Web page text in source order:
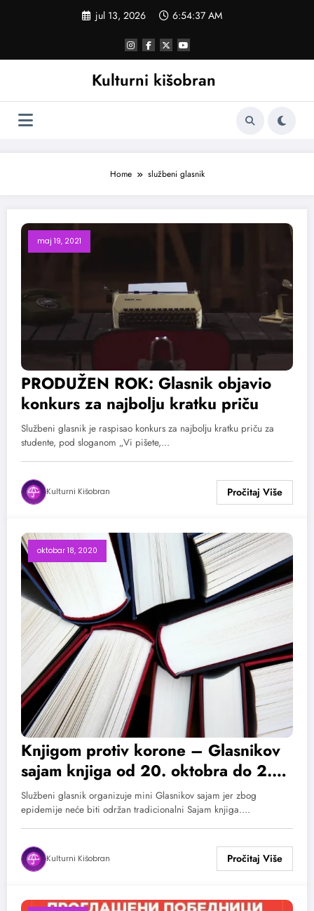
jul 13, 2026 6:54:38 AM
Kulturni kišobran
Home službeni glasnik
maj 19, 2021
PRODUŽEN ROK: Glasnik objavio
konkurs za najbolјu kratku priču
Službeni glasnik je raspisao konkurs za najbolјu kratku priču za
studente, pod sloganom „Vi pišete,…
Kulturni Kišobran
oktobar 18, 2020
Knjigom protiv korone – Glasnikov
sajam knjiga od 20. oktobra do 2.
novembra
Službeni glasnik organizuje mini Glasnikov sajam jer zbog
epidemije neće biti održan tradicionalni Sajam knjiga.…
Kulturni Kišobran